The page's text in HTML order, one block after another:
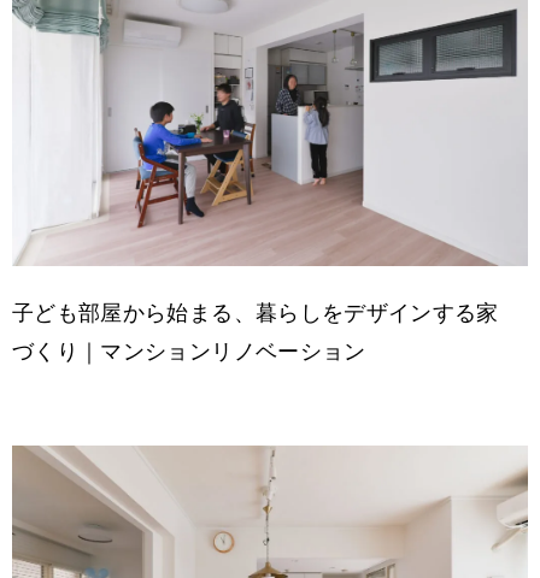
子ども部屋から始まる、暮らしをデザインする家
づくり｜マンションリノベーション